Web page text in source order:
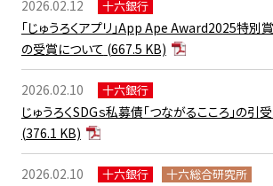
2026.02.12 十六銀行
「じゅうろくアプリ」App Ape Award2025特別賞
の受賞について (667.5 KB)
2026.02.10 十六銀行
じゅうろくSDGｓ私募債「つながるこころ」の引
(376.1 KB)
2026.02.10 十六銀行 十六総合研究所